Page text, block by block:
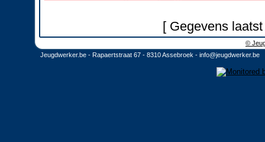
[ Gegevens
©
Jeugdwerker.be - Rapaertstraat 67 - 8310 Assebroek - info@jeugdwerker.be